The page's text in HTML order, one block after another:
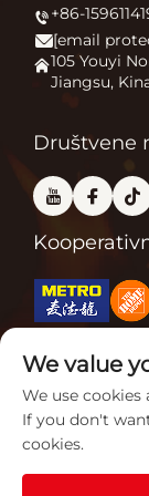
Novice
Primjena
Često
Grejač terase
Kamin na
Peć za pizzu
+86-
[email
105 Youyi
Jiangsu,
Društvene
Povezane
We value
We use
If you don't
cookies.